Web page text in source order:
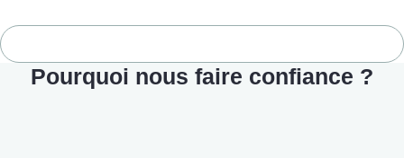
Pourquoi nous faire confiance ?